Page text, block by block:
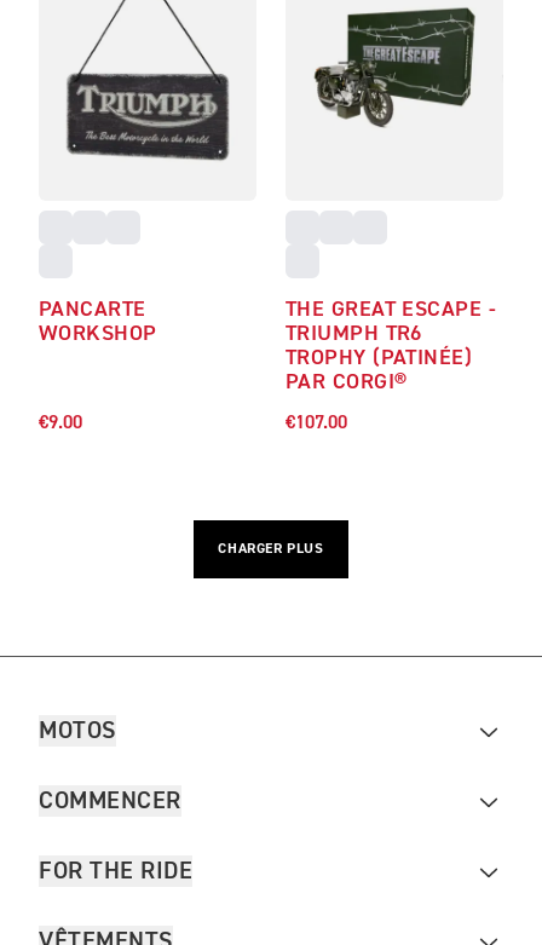
PANCARTE
WORKSHOP
€9.00
THE GREAT ESCAPE -
TRIUMPH TR6
TROPHY (PATINÉE)
PAR CORGI®
€107.00
CHARGER PLUS
MOTOS
COMMENCER
FOR THE RIDE